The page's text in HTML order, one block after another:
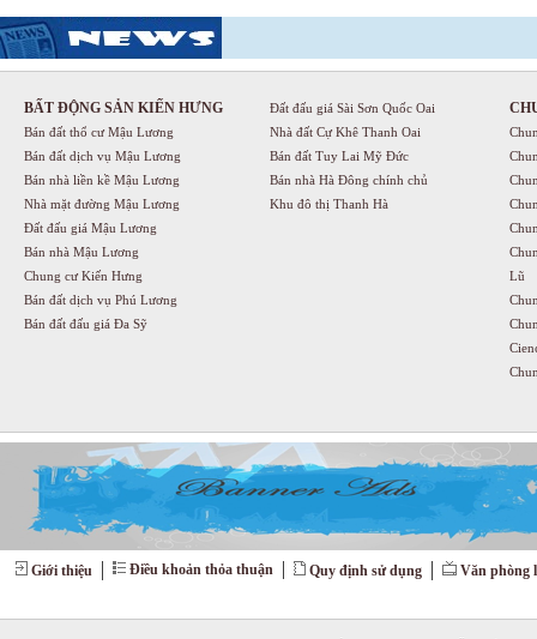
BẤT ĐỘNG SẢN KIẾN HƯNG
Bán đất thổ cư Mậu Lương
Bán đất dịch vụ Mậu Lương
Bán nhà liền kề Mậu Lương
Nhà mặt đường Mậu Lương
Đất đấu giá Mậu Lương
Bán nhà Mậu Lương
Chung cư Kiến Hưng
Bán đất dịch vụ Phú Lương
Bán đất đấu giá Đa Sỹ
Đất đấu giá Sài Sơn Quốc Oai
Nhà đất Cự Khê Thanh Oai
Bán đất Tuy Lai Mỹ Đức
Bán nhà Hà Đông chính chủ
Khu đô thị Thanh Hà
Lũ
Giới thiệu Điều khoản thỏa thuận Quy định sử dụng Văn phòng